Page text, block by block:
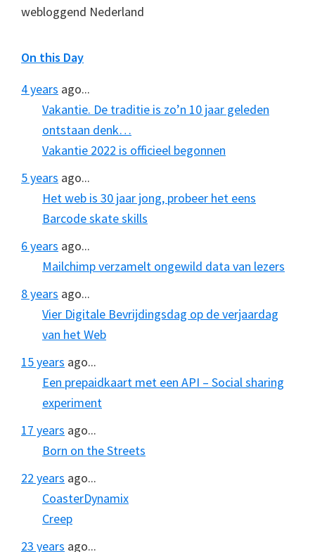
webloggend Nederland
On this Day
4 years ago...
Vakantie. De traditie is zo’n 10 jaar geleden
ontstaan denk…
Vakantie 2022 is officieel begonnen
5 years ago...
Het web is 30 jaar jong, probeer het eens
Barcode skate skills
6 years ago...
Mailchimp verzamelt ongewild data van lezers
8 years ago...
Vier Digitale Bevrijdingsdag op de verjaardag
van het Web
15 years ago...
Een prepaidkaart met een API – Social sharing
experiment
17 years ago...
Born on the Streets
22 years ago...
CoasterDynamix
Creep
23 years ago...